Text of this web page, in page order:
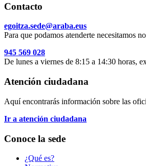
Contacto
egoitza.sede@araba.eus
Para que podamos atenderte necesitamos
945 569 028
De lunes a viernes de 8:15 a 14:30 horas,
Atención ciudadana
Aquí encontrarás información sobre las
Ir a atención ciudadana
Conoce la sede
¿Qué es?